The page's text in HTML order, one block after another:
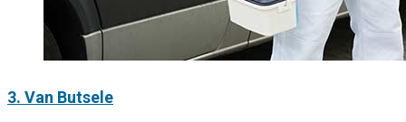
3. Van Butsele